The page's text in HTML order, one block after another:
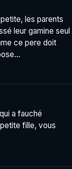
les parents
leur gamine seul
ce pere doit
a fauché
fille, vous